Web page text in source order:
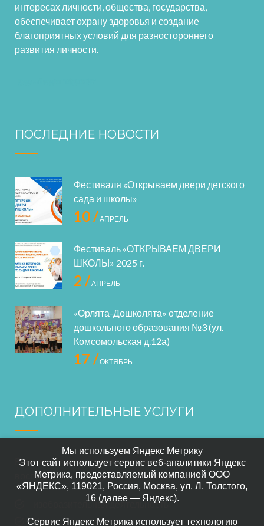
интересах личности, общества, государства,
обеспечивает охрану здоровья и создание
благоприятных условий для разностороннего
развития личности.
ПОСЛЕДНИЕ НОВОСТИ
Фестиваля «Открываем двери детского
сада и школы»
10 /АПРЕЛЬ
Фестиваль «ОТКРЫВАЕМ ДВЕРИ
ШКОЛЫ» 2025 г.
2 /АПРЕЛЬ
«Орлята-Дошколята» отделение
дошкольного образования №3 (ул.
Комсомольская д.12а)
17 /ОКТЯБРЬ
ДОПОЛНИТЕЛЬНЫЕ УСЛУГИ
В нашем саде осуществляется дополнительное
воспитание по следующим направлениям:
изобразительная деятельность
Прикладного искусство
Мы используем Яндекс Метрику
Этот сайт использует сервис веб-аналитики Яндекс
Метрика, предоставляемый компанией ООО
«ЯНДЕКС», 119021, Россия, Москва, ул. Л. Толстого,
16 (далее — Яндекс).
Сервис Яндекс Метрика использует технологию